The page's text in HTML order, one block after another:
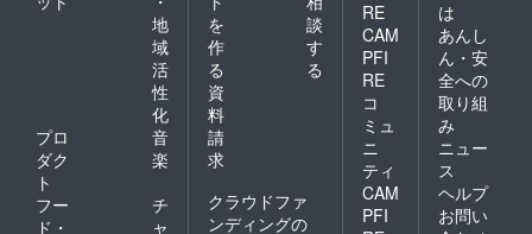
地
域
活
性
化
プロ
ダク
ト
音
楽
フー
ド・
チ
ャ
を
作
る
談
す
る
資
料
請
求
クラウドファ
ンディングの
RE
CAM
PFI
RE
コ
ミュ
ニ
ティ
CAM
PFI
は
あんし
ん・安
全への
取り組
み
ニュー
ス
ヘルプ
お問い